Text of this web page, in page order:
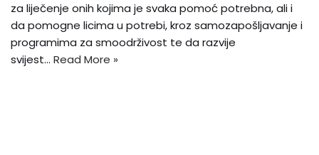
za liječenje onih kojima je svaka pomoć potrebna, ali i
da pomogne licima u potrebi, kroz samozapošljavanje i
programima za smoodrživost te da razvije
svijest… Read More »